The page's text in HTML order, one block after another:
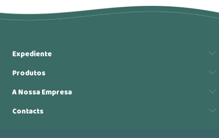
Expediente
Produtos
A Nossa Empresa
Contacts